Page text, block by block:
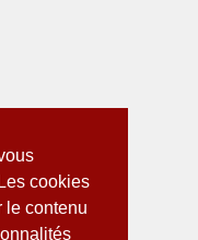
cookies
le contenu